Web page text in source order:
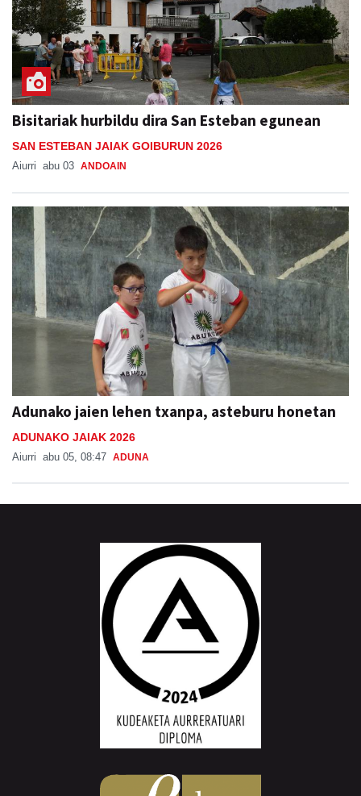
Bisitariak hurbildu dira San Esteban egunean
SAN ESTEBAN JAIAK GOIBURUN 2026
Aiurri abu 03 ANDOAIN
Adunako jaien lehen txanpa, asteburu honetan
ADUNAKO JAIAK 2026
Aiurri abu 05, 08:47 ADUNA